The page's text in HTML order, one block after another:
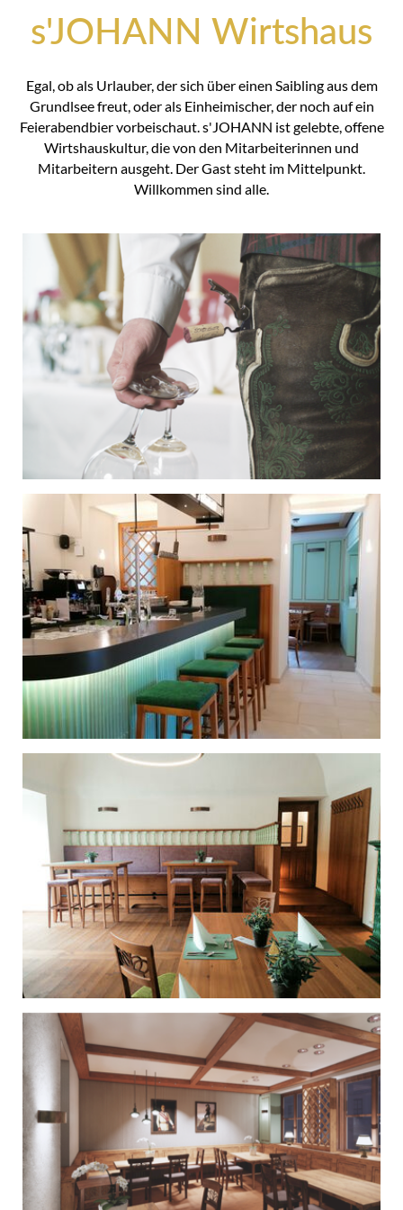
s'JOHANN Wirtshaus
Egal, ob als Urlauber, der sich über einen Saibling aus dem
Grundlsee freut, oder als Einheimischer, der noch auf ein
Feierabendbier vorbeischaut. s'JOHANN ist gelebte, offene
Wirtshauskultur, die von den Mitarbeiterinnen und
Mitarbeitern ausgeht. Der Gast steht im Mittelpunkt.
Willkommen sind alle.